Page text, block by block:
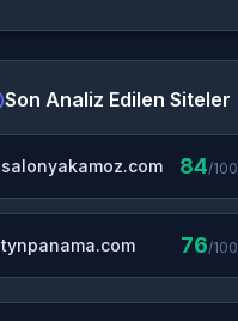
Son Analiz Edilen Siteler
salonyakamoz.com 84/100
tynpanama.com 76/100